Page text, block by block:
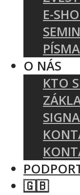
E-
PÍSMA
O NÁS
KTO
🇬🇧